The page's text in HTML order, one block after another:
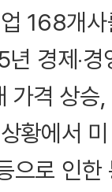
168개
경제‧경
가격 상승
황에서
으로 인